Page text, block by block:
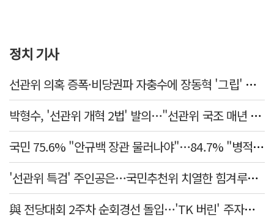
정치 기사
선관위 의혹 증폭·비당권파 자충수에 장동혁 '그립' 더 강해졌다
박형수, '선관위 개혁 2법' 발의…"선관위 국조 매년 실시"
국민 75.6% "안규백 장관 물러나야"…84.7% "병적기록부 공개해야"
'선관위 특검' 주인공은…국민추천위 치열한 힘겨루기 나설 듯
與 전당대회 2주차 순회경선 돌입…'TK 버린' 주자들 향배는?